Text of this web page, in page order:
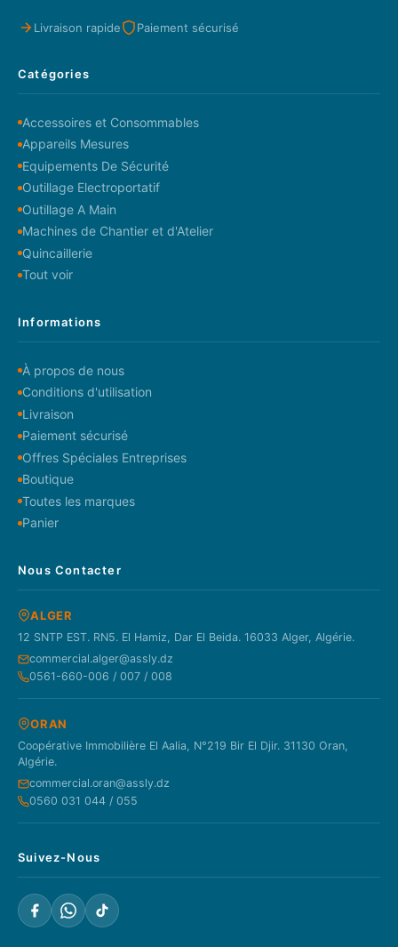
Livraison rapide Paiement sécurisé
Catégories
Accessoires et Consommables
Appareils Mesures
Equipements De Sécurité
Outillage Electroportatif
Outillage A Main
Machines de Chantier et d'Atelier
Quincaillerie
Tout voir
Informations
À propos de nous
Conditions d'utilisation
Livraison
Paiement sécurisé
Offres Spéciales Entreprises
Boutique
Toutes les marques
Panier
Nous Contacter
ALGER
12 SNTP EST. RN5. El Hamiz, Dar El Beida. 16033 Alger, Algérie.
commercial.alger@assly.dz
0561-660-006 / 007 / 008
ORAN
Coopérative Immobilière El Aalia, N°219 Bir El Djir. 31130 Oran,
Algérie.
commercial.oran@assly.dz
0560 031 044 / 055
Suivez-Nous